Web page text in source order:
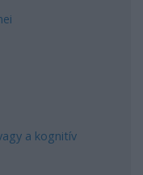
a kognitív